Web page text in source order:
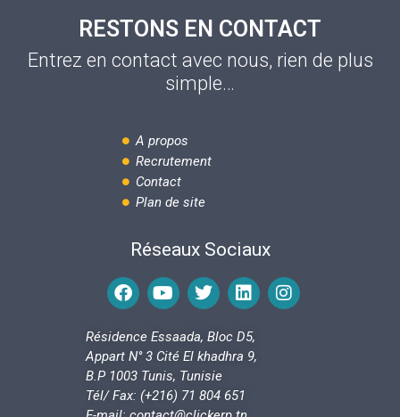
RESTONS EN CONTACT
Entrez en contact avec nous, rien de plus
simple…
A propos
Recrutement
Contact
Plan de site
Réseaux Sociaux
F
a
c
e
b
o
o
Y
o
u
t
u
b
e
T
w
t
t
e
r
L
i
n
k
e
d
i
I
n
Résidence Essaada, Bloc D5,
Appart N° 3 Cité El khadhra 9,
B.P 1003 Tunis, Tunisie
Tél/ Fax: (+216) 71 804 651